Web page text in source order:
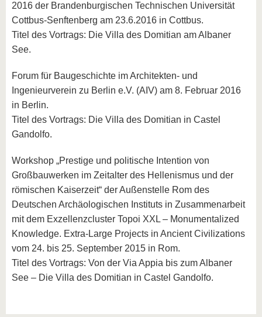
2016 der Brandenburgischen Technischen Universität
Cottbus-Senftenberg am 23.6.2016 in Cottbus.
Titel des Vortrags: Die Villa des Domitian am Albaner
See.
Forum für Baugeschichte im Architekten- und
Ingenieurverein zu Berlin e.V. (AIV) am 8. Februar 2016
in Berlin.
Titel des Vortrags: Die Villa des Domitian in Castel
Gandolfo.
Workshop „Prestige und politische Intention von
Großbauwerken im Zeitalter des Hellenismus und der
römischen Kaiserzeit“ der Außenstelle Rom des
Deutschen Archäologischen Instituts in Zusammenarbeit
mit dem Exzellenzcluster Topoi XXL – Monumentalized
Knowledge. Extra-Large Projects in Ancient Civilizations
vom 24. bis 25. September 2015 in Rom.
Titel des Vortrags: Von der Via Appia bis zum Albaner
See – Die Villa des Domitian in Castel Gandolfo.